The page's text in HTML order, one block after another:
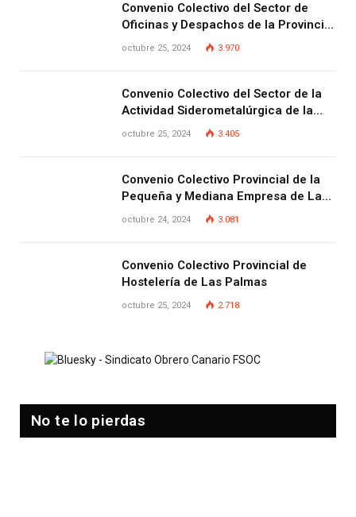
Convenio Colectivo del Sector de
Oficinas y Despachos de la Provincia
de Las Palmas
octubre 25, 2024 3.970
Convenio Colectivo del Sector de la
Actividad Siderometalúrgica de la
Provincia de Las Palmas
octubre 25, 2024 3.405
Convenio Colectivo Provincial de la
Pequeña y Mediana Empresa de Las
Palmas.
octubre 24, 2024 3.081
Convenio Colectivo Provincial de
Hostelería de Las Palmas
octubre 25, 2024 2.718
No te lo pierdas